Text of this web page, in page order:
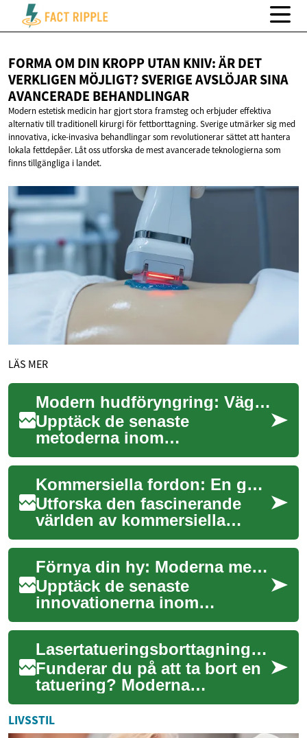
FORMA OM DIN KROPP UTAN KNIV: ÄR DET
VERKLIGEN MÖJLIGT? SVERIGE AVSLÖJAR SINA
AVANCERADE BEHANDLINGAR
Modern estetisk medicin har gjort stora framsteg och erbjuder effektiva
alternativ till traditionell kirurgi för fettborttagning. Sverige utmärker sig med
innovativa, icke-invasiva behandlingar som revolutionerar sättet att hantera
lokala fettdepåer. Låt oss utforska de mest avancerade teknologierna som
finns tillgängliga i landet.
LÄS MER
Modern hudföryngring: Vägen till en strålande hy
Upptäck de senaste
metoderna inom
hudföryngring som
revolutionerar hur vi tar hand
om vår hud. Från avancerad
laserte...
Kommersiella fordon: En guide till framtidens transport
Utforska den fascinerande
världen av kommersiella
fordon och deras avgörande
roll i vår moderna ekonomi.
Från innovat...
Förnya din hy: Moderna metoder för en strålande look
Upptäck de senaste
innovationerna inom
hudföryngring som kan ge
dig en fräschare och mer
ungdomlig utstrålning. Från
...
Lasertatueringsborttagning: Allt du behöver veta
Funderar du på att ta bort en
tatuering? Moderna
lasermetoder erbjuder effektiv
borttagning, men processen
LIVSSTIL